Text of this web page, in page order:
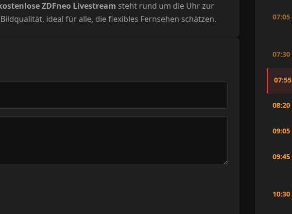
ZDFneo Livestream steht rund um die Uhr zur
ideal für alle, die flexibles Fernsehen schätzen.
07:05
07:30
07:55
08:20
09:05
09:45
10:30